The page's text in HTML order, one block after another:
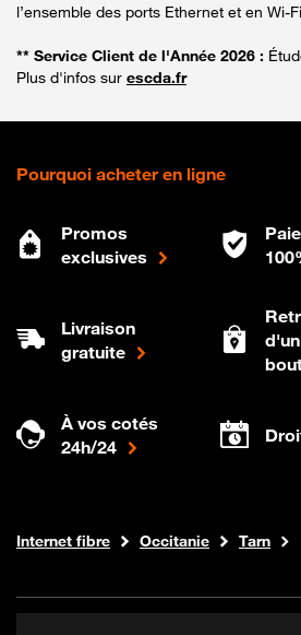
l’ensemble des ports Ethernet et en Wi-
** Service Client de l'Année 2026 :
Plus d'infos sur escda.fr
Pourquoi acheter en ligne
Promos
exclusives
Livraison
gratuite
À vos cotés
24h/24
Boutique Orange
Internet fibre Occitanie Tarn